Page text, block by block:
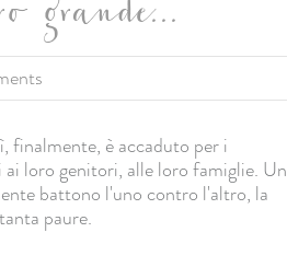
grande...
finalmente, è accaduto per i
loro genitori, alle loro famiglie. Un
battono l'uno contro l'altro, la
paure.